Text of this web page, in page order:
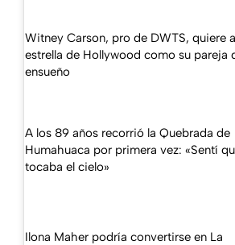
Witney Carson, pro de DWTS, quiere
estrella de Hollywood como su pareja
ensueño
A los 89 años recorrió la Quebrada de
Humahuaca por primera vez: «Sentí
tocaba el cielo»
Ilona Maher podría convertirse en La